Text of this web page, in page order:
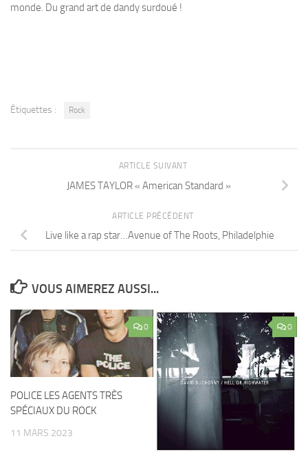
monde. Du grand art de dandy surdoué !
Étiquettes : Rock
ARTICLE SUIVANT
JAMES TAYLOR « American Standard »
ARTICLE PRÉCÉDENT
Live like a rap star…Avenue of The Roots, Philadelphie
VOUS AIMEREZ AUSSI...
0
POLICE LES AGENTS TRÈS
SPÉCIAUX DU ROCK
11 MARS 2023
0